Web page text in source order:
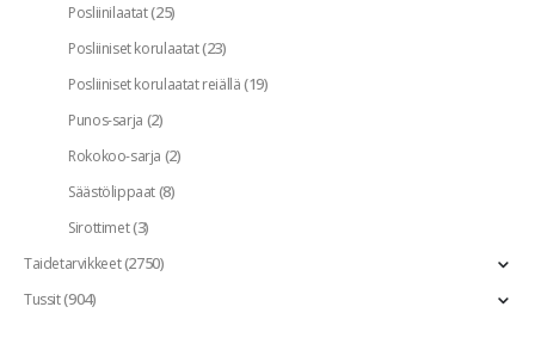
Posliinilaatat(25)
Posliiniset korulaatat(23)
Posliiniset korulaatat reiällä(19)
Punos-sarja (2)
Rokokoo-sarja (2)
Säästölippaat(8)
Sirottimet(3)
Taidetarvikkeet(2750)
Tussit(904)